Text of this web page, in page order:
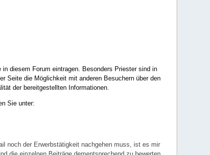
diesem Forum eintragen. Besonders Priester sind in
Seite die Möglichkeit mit anderen Besuchern über den
der bereitgestellten Informationen.
Sie unter:
noch der Erwerbstätigkeit nachgehen muss, ist es mir